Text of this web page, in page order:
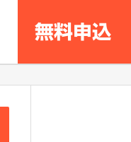
無料申込